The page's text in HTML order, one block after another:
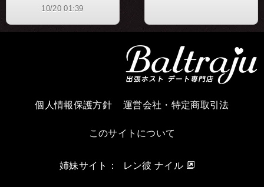
10/20 01:39
個人情報保護方針 運営会社・特定商取引法
このサイトについて
姉妹サイト： レン彼 ナイル